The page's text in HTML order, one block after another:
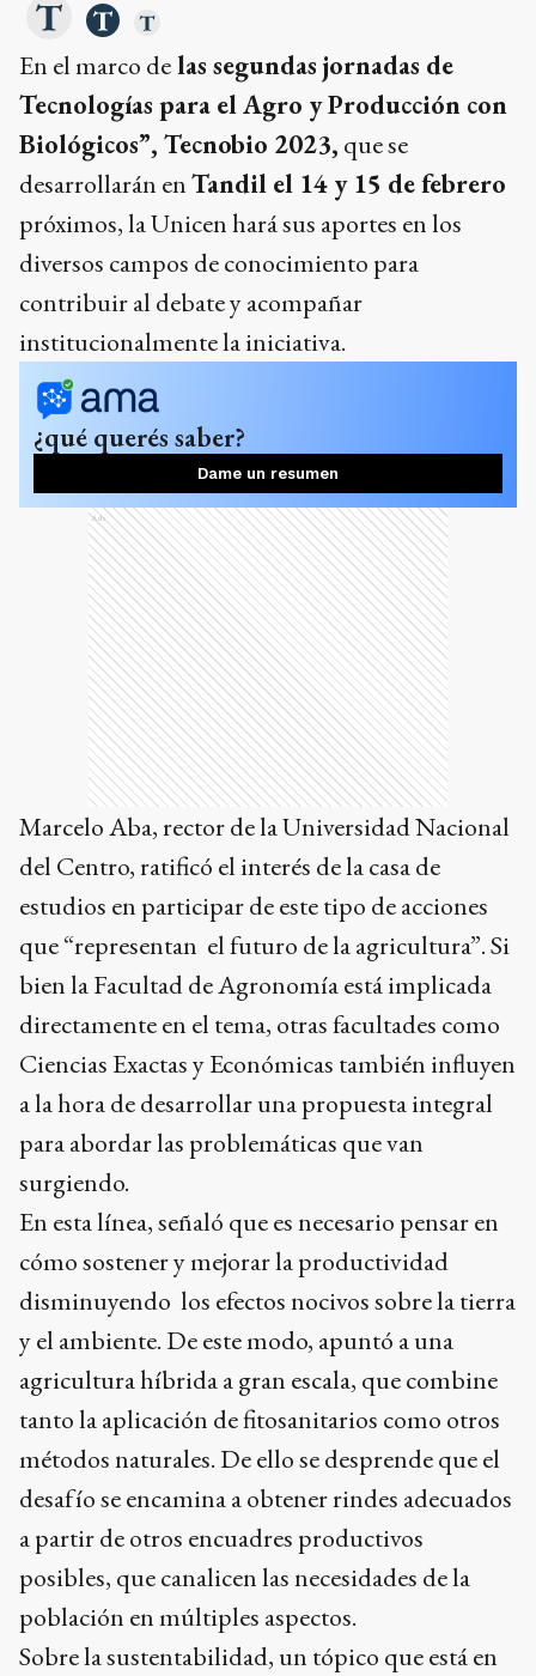
En el marco delas segundas jornadas de
Tecnologías para el Agro y Producción con
Biológicos”, Tecnobio 2023, que se
desarrollarán enTandil el 14 y 15 de febrero
próximos, la Unicen hará sus aportes en los
diversos campos de conocimiento para
contribuir al debate y acompañar
institucionalmente la iniciativa.
¿qué querés saber?
Dame un resumen
Ads
Marcelo Aba, rector de la Universidad Nacional
del Centro, ratificó el interés de la casa de
estudios en participar de este tipo de acciones
que “representan el futuro de la agricultura”. Si
bien la Facultad de Agronomía está implicada
directamente en el tema, otras facultades como
Ciencias Exactas y Económicas también influyen
a la hora de desarrollar una propuesta integral
para abordar las problemáticas que van
surgiendo.
En esta línea, señaló que es necesario pensar en
cómo sostener y mejorar la productividad
disminuyendo los efectos nocivos sobre la tierra
y el ambiente. De este modo, apuntó a una
agricultura híbrida a gran escala, que combine
tanto la aplicación de fitosanitarios como otros
métodos naturales. De ello se desprende que el
desafío se encamina a obtener rindes adecuados
a partir de otros encuadres productivos
posibles, que canalicen las necesidades de la
población en múltiples aspectos.
Sobre la sustentabilidad, un tópico que está en